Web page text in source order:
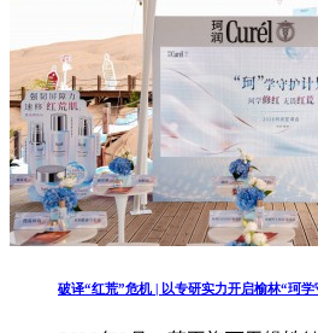
破译“红荒”危机 | 以专研实力开启榆林“珂